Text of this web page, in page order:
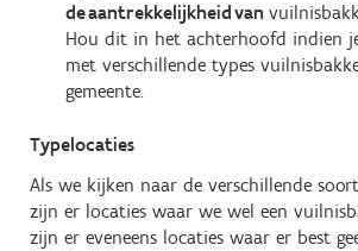
de aantrekkelijkheid van
Hou dit in het achterhoofd indien
met verschillende types
gemeente.
Typelocaties
Als we kijken naar de verschillende
zijn er locaties waar we wel een
zijn er eveneens locaties waar er best